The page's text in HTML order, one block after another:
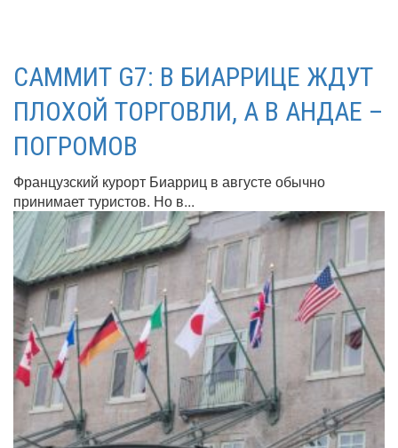
САММИТ G7: В БИАРРИЦЕ ЖДУТ
ПЛОХОЙ ТОРГОВЛИ, А В АНДАЕ –
ПОГРОМОВ
Французский курорт Биарриц в августе обычно
принимает туристов. Но в...